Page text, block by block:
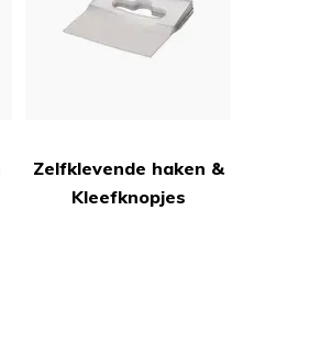
Zelfklevende haken &
Kleefknopjes